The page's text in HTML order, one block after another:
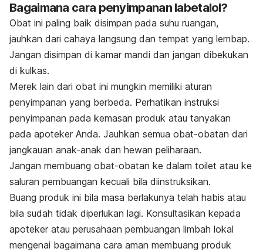
Bagaimana cara penyimpanan labetalol?
Obat ini paling baik disimpan pada suhu ruangan,
jauhkan dari cahaya langsung dan tempat yang lembap.
Jangan disimpan di kamar mandi dan jangan dibekukan
di kulkas.
Merek lain dari obat ini mungkin memiliki aturan
penyimpanan yang berbeda. Perhatikan instruksi
penyimpanan pada kemasan produk atau tanyakan
pada apoteker Anda. Jauhkan semua obat-obatan dari
jangkauan anak-anak dan hewan peliharaan.
Jangan membuang obat-obatan ke dalam toilet atau ke
saluran pembuangan kecuali bila diinstruksikan.
Buang produk ini bila masa berlakunya telah habis atau
bila sudah tidak diperlukan lagi. Konsultasikan kepada
apoteker atau perusahaan pembuangan limbah lokal
mengenai bagaimana cara aman membuang produk